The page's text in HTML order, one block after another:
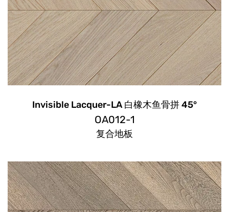
Invisible Lacquer-LA 白橡木鱼骨拼 45°
OA012-1
复合地板